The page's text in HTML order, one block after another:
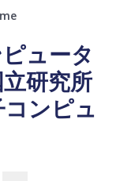
ュータ
研究所
ンピュ